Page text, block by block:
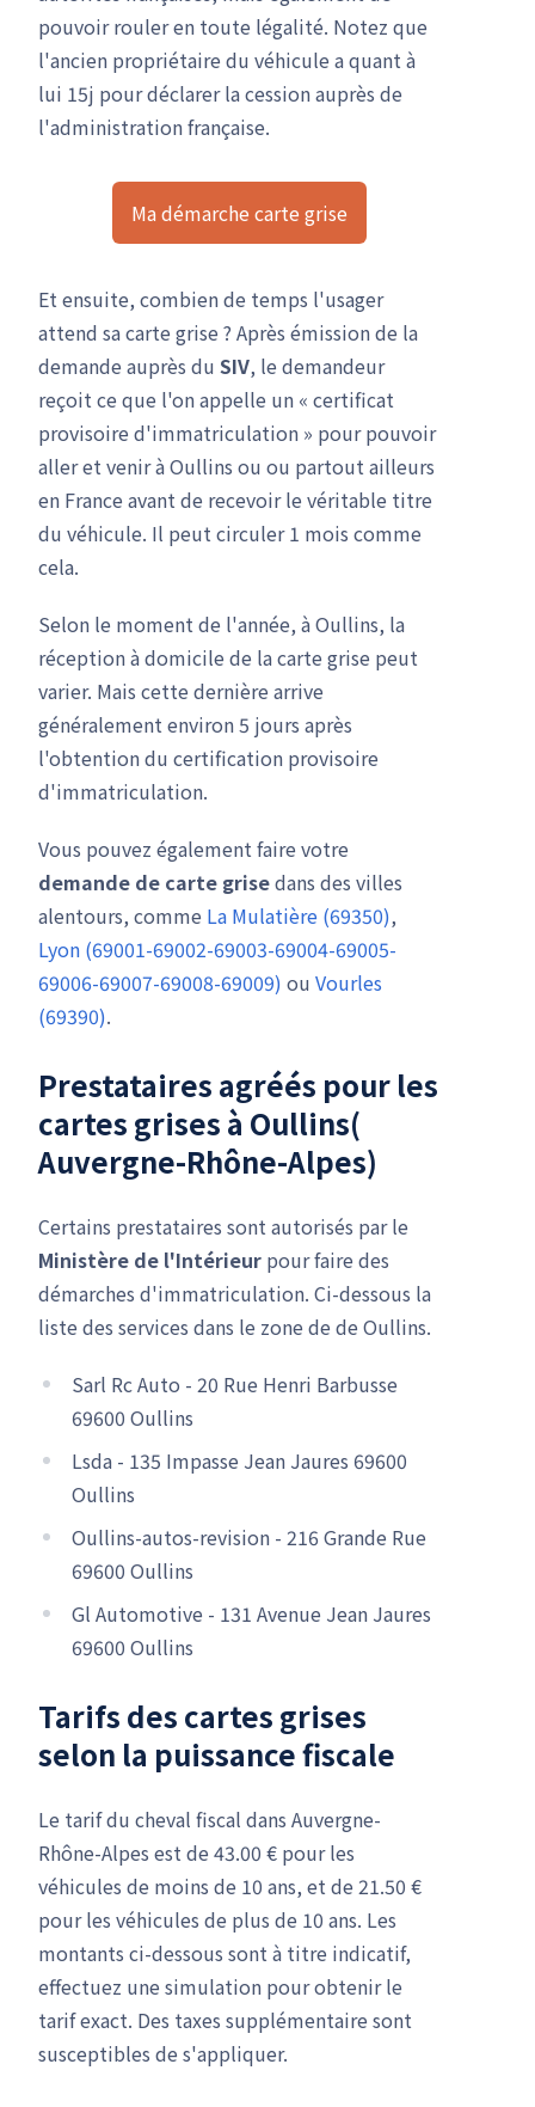
pouvoir rouler en toute légalité. Notez que
l'ancien propriétaire du véhicule a quant à
lui 15j pour déclarer la cession auprès de
l'administration française.
Ma démarche carte grise
Et ensuite, combien de temps l'usager
attend sa carte grise ? Après émission de la
demande auprès du SIV, le demandeur
reçoit ce que l'on appelle un « certificat
provisoire d'immatriculation » pour pouvoir
aller et venir à Oullins ou ou partout ailleurs
en France avant de recevoir le véritable titre
du véhicule. Il peut circuler 1 mois comme
cela.
Selon le moment de l'année, à Oullins, la
réception à domicile de la carte grise peut
varier. Mais cette dernière arrive
généralement environ 5 jours après
l'obtention du certification provisoire
d'immatriculation.
Vous pouvez également faire votre
demande de carte grisedans des villes
alentours, comme La Mulatière (69350),
Lyon (69001-69002-69003-69004-69005-
69006-69007-69008-69009) ou Vourles
(69390).
Prestataires agréés pour les
cartes grises à Oullins(
Auvergne-Rhône-Alpes)
Certains prestataires sont autorisés par le
Ministère de l'Intérieur pour faire des
démarches d'immatriculation. Ci-dessous la
liste des services dans le zone de de Oullins.
Sarl Rc Auto - 20 Rue Henri Barbusse
69600 Oullins
Lsda - 135 Impasse Jean Jaures 69600
Oullins
Oullins-autos-revision - 216 Grande Rue
69600 Oullins
Gl Automotive - 131 Avenue Jean Jaures
69600 Oullins
Tarifs des cartes grises
selon la puissance fiscale
Le tarif du cheval fiscal dans Auvergne-
Rhône-Alpes est de 43.00 € pour les
véhicules de moins de 10 ans, et de 21.50 €
pour les véhicules de plus de 10 ans. Les
montants ci-dessous sont à titre indicatif,
effectuez une simulation pour obtenir le
tarif exact. Des taxes supplémentaire sont
susceptibles de s'appliquer.